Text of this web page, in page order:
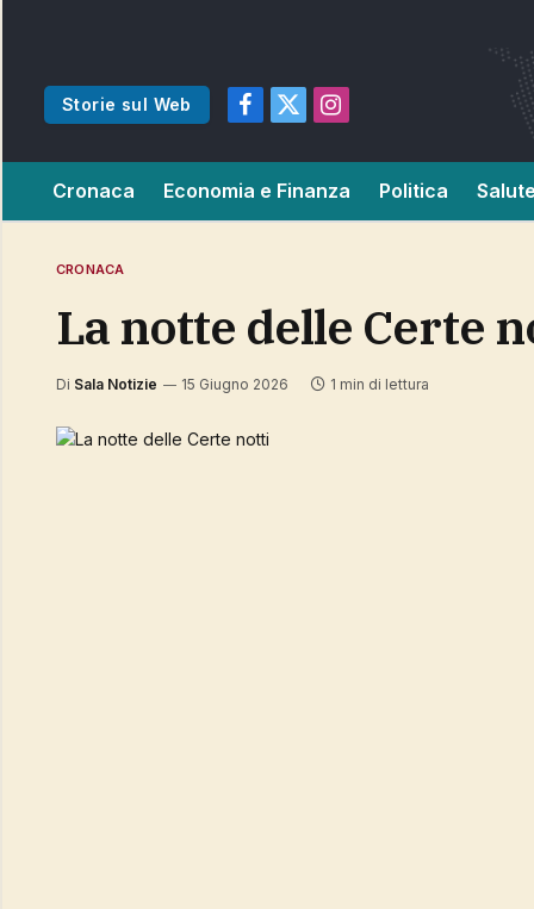
Storie sul Web
Facebook
X
Instagram
Cronaca Economia e Finanza Politica
CRONACA
La notte delle Certe
Di Sala Notizie 15 Giugno 2026 1 min di lettura